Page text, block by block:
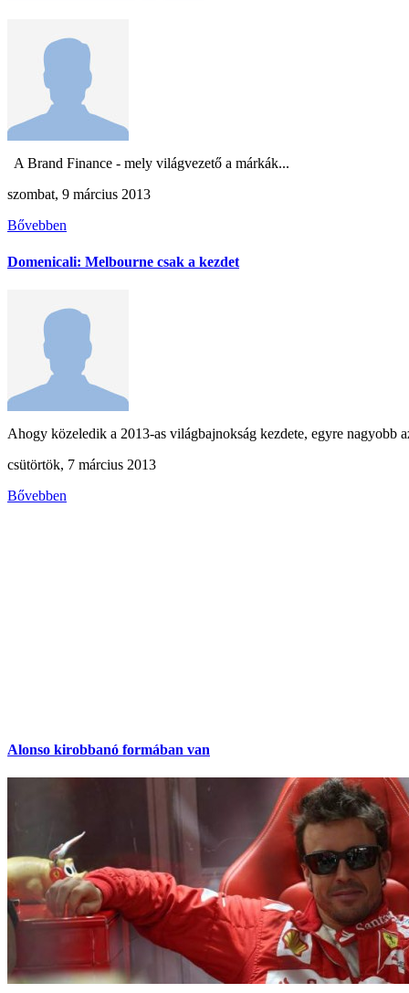
A Brand Finance - mely világvezető a márkák...
szombat, 9 március 2013
Bővebben
Domenicali: Melbourne csak a kezdet
Ahogy közeledik a 2013-as világbajnokság kezdete, egyre nagyobb
csütörtök, 7 március 2013
Bővebben
Alonso kirobbanó formában van